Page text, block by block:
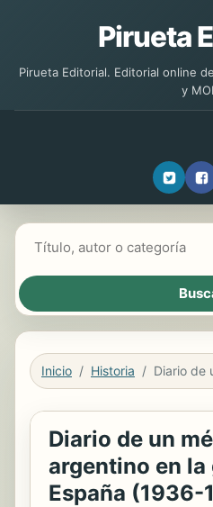
Pirueta
Pirueta Editorial. Editorial online
y
Inicio Historia
Diario de un
argentino en la
España (1936-